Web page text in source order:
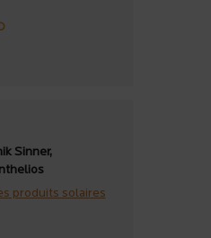
Sinner,
produits solaires